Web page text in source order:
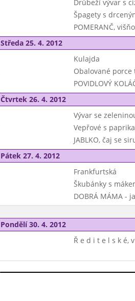
Drůbeží vývar s
Špagety s
POMERANČ,
Středa 25. 4. 2012
Kulajda
Obalované
POVIDLOVÝ
Čtvrtek 26. 4. 2012
Vývar se
Vepřové s
JABLKO, čaj se
Pátek 27. 4. 2012
Frankfurtská
Škubánky s
DOBRÁ MÁMA -
Pondělí 30. 4. 2012
Ř e d i t e l s k é,